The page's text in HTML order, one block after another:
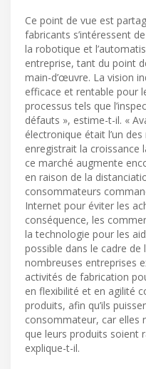
Ce point de vue est
fabricants s’intéressent
la robotique et
entreprise, tant du point
main-d’œuvre. La vision
efficace et rentable pour
processus tels que
défauts », estime-t-il. «
électronique était l’un
enregistrait la croissance
ce marché augmente
en raison de la
consommateurs
Internet pour éviter les
conséquence, les
la technologie pour les
possible dans le cadre
nombreuses entreprises
activités de fabrication
en flexibilité et en agilité
produits, afin qu’ils
consommateur, car elles
que leurs produits soient
explique-t-il.